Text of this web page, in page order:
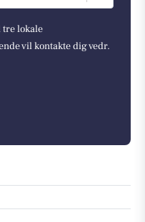
tre lokale
vil kontakte dig vedr.